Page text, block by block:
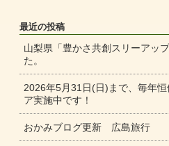
最近の投稿
山梨県「豊かさ共創スリーアッ
た。
2026年5月31日(日)まで、毎年
ア実施中です！
おかみブログ更新 広島旅行